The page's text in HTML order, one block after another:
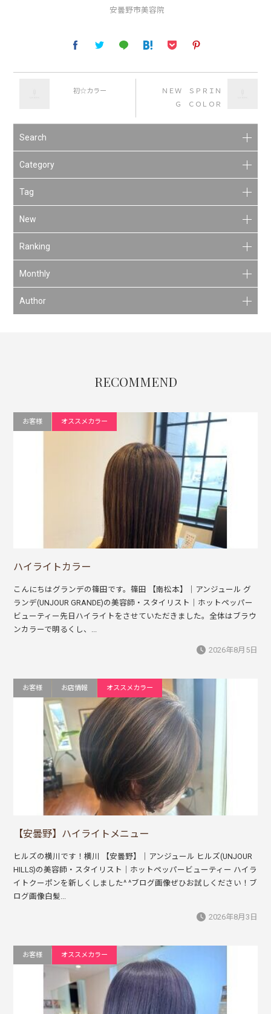
安曇野市美容院
初☆カラー
ＮＥＷ ＳＰＲＩＮ
Ｇ ＣＯＬＯＲ
Search
Category
Tag
New
Ranking
Monthly
Author
RECOMMEND
お客様 オススメカラー
ハイライトカラー
こんにちはグランデの篠田です。篠田 【南松本】｜アンジュール グ
ランデ(UNJOUR GRANDE)の美容師・スタイリスト｜ホットペッパー
ビューティー先日ハイライトをさせていただきました。全体はブラウ
ンカラーで明るくし、...
2026年8月5日
お客様 お店情報 オススメカラー
【安曇野】ハイライトメニュー
ヒルズの横川です！横川 【安曇野】｜アンジュール ヒルズ(UNJOUR
HILLS)の美容師・スタイリスト｜ホットペッパービューティー ハイラ
イトクーポンを新しくしました^ ^ブログ画像ぜひお試しください！ブ
ログ画像白髪...
2026年8月3日
お客様 オススメカラー